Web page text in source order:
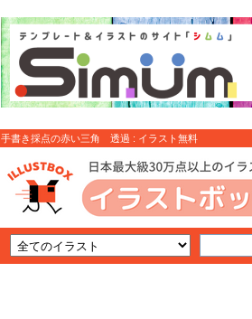
手書き採点の赤い三角 透過 : イラスト無料